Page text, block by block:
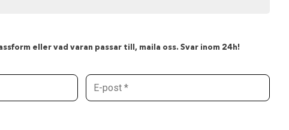
eller vad varan passar till, maila oss. Svar inom 24h!